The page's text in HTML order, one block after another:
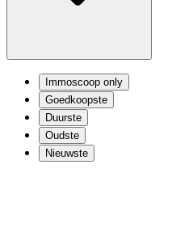
Immoscoop only
Goedkoopste
Duurste
Oudste
Nieuwste